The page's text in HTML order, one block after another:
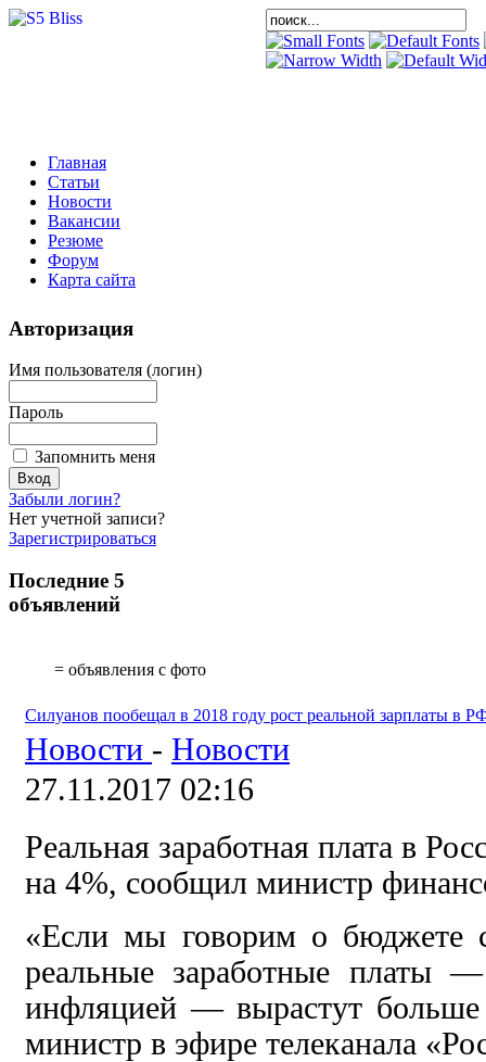
Главная
Статьи
Новости
Вакансии
Резюме
Форум
Карта сайта
Авторизация
Имя пользователя (логин)
Пароль
Запомнить меня
Забыли логин?
Нет учетной записи?
Зарегистрироваться
Последние 5
объявлений
= объявления с фото
Силуанов пообещал в 2018 году рост реальной зарплаты в
Новости - Новости
27.11.2017 02:16
Реальная заработная плата в
на 4%, сообщил министр
«Если мы говорим о бюджете
реальные заработные платы
инфляцией — вырастут
министр в эфире телеканала